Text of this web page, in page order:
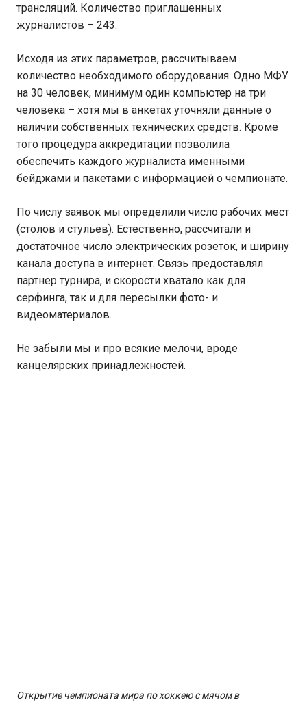
трансляций. Количество приглашенных
журналистов – 243.
Исходя из этих параметров, рассчитываем
количество необходимого оборудования. Одно МФУ
на 30 человек, минимум один компьютер на три
человека – хотя мы в анкетах уточняли данные о
наличии собственных технических средств. Кроме
того процедура аккредитации позволила
обеспечить каждого журналиста именными
бейджами и пакетами с информацией о чемпионате.
По числу заявок мы определили число рабочих мест
(столов и стульев). Естественно, рассчитали и
достаточное число электрических розеток, и ширину
канала доступа в интернет. Связь предоставлял
партнер турнира, и скорости хватало как для
серфинга, так и для пересылки фото- и
видеоматериалов.
Не забыли мы и про всякие мелочи, вроде
канцелярских принадлежностей.
Открытие чемпионата мира по хоккею с мячом в